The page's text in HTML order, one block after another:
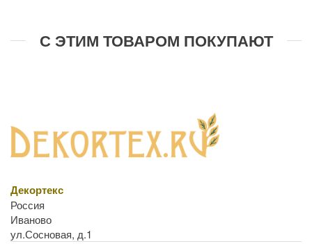
С ЭТИМ ТОВАРОМ ПОКУПАЮТ
Декортекс
Россия
Иваново
ул.Сосновая, д.1